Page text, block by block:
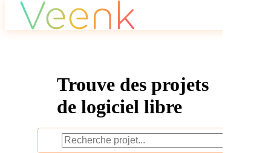
Trouve des projets
de logiciel libre